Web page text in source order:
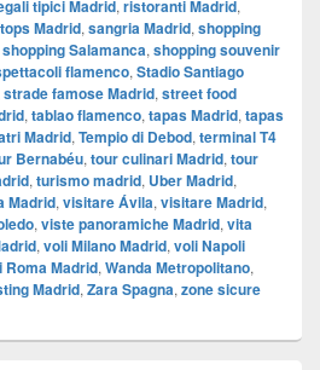
tipici Madrid, ristoranti Madrid,
Madrid, sangria Madrid, shopping
shopping Salamanca, shopping souvenir
flamenco, Stadio Santiago
strade famose Madrid, street food
, tablao flamenco, tapas Madrid, tapas
Madrid, Tempio di Debod, terminal T4
Bernabéu, tour culinari Madrid, tour
, turismo madrid, Uber Madrid,
Madrid, visitare Ávila, visitare Madrid,
, viste panoramiche Madrid, vita
, voli Milano Madrid, voli Napoli
Roma Madrid, Wanda Metropolitano,
Madrid, Zara Spagna, zone sicure